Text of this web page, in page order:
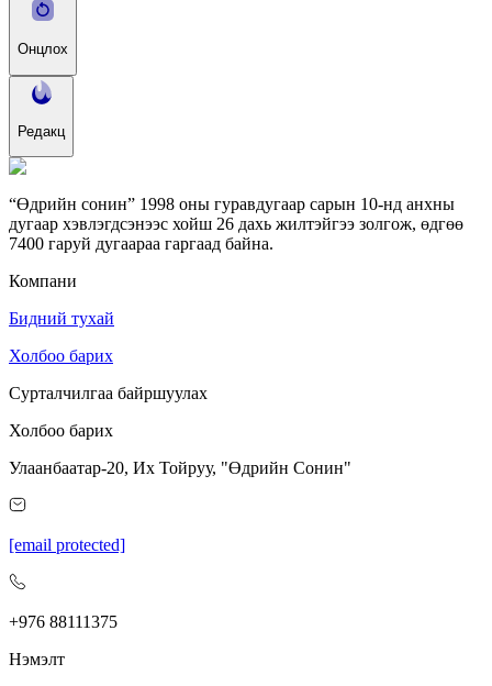
Онцлох
Редакц
“Өдрийн сонин” 1998 оны гуравдугаар сарын 10-нд анхны
дугаар хэвлэгдсэнээс хойш 26 дахь жилтэйгээ золгож, өдгөө
7400 гаруй дугаараа гаргаад байна.
Компани
Бидний тухай
Холбоо барих
Сурталчилгаа байршуулах
Холбоо барих
Улаанбаатар-20, Их Тойруу, "Өдрийн Сонин"
[email protected]
+976 88111375
Нэмэлт